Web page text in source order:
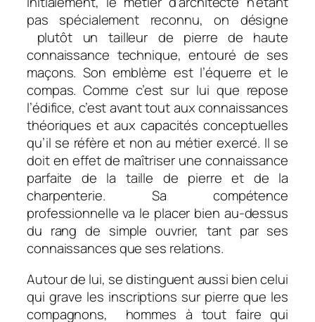
pas spécialement reconnu, on désigne
plutôt un tailleur de pierre de haute
connaissance technique, entouré de ses
maçons. Son emblème est l’équerre et le
compas. Comme c’est sur lui que repose
l’édifice, c’est avant tout aux connaissances
théoriques et aux capacités conceptuelles
qu’il se réfère et non au métier exercé. Il se
doit en effet de maîtriser une connaissance
parfaite de la taille de pierre et de la
charpenterie. Sa compétence
professionnelle va le placer bien au-dessus
du rang de simple ouvrier, tant par ses
connaissances que ses relations.
Autour de lui, se distinguent aussi bien celui
qui grave les inscriptions sur pierre que les
compagnons, hommes à tout faire qui